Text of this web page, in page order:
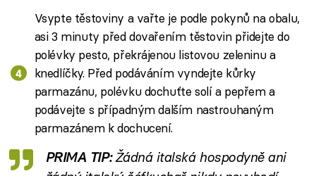
Vsypte těstoviny a vařte je podle pokynů na obalu,
asi 3 minuty před dovařením těstovin přidejte do
polévky pesto, překrájenou listovou zeleninu a
knedlíčky. Před podáváním vyndejte kůrky
parmazánu, polévku dochuťte solí a pepřem a
podávejte s případným dalším nastrouhaným
parmazánem k dochucení.
PRIMA TIP:Žádná italská hospodyně ani